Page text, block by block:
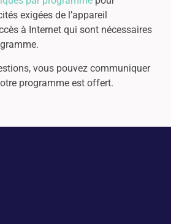
exigées de l’appareil
à Internet qui sont nécessaires
vous pouvez communiquer
programme est offert.